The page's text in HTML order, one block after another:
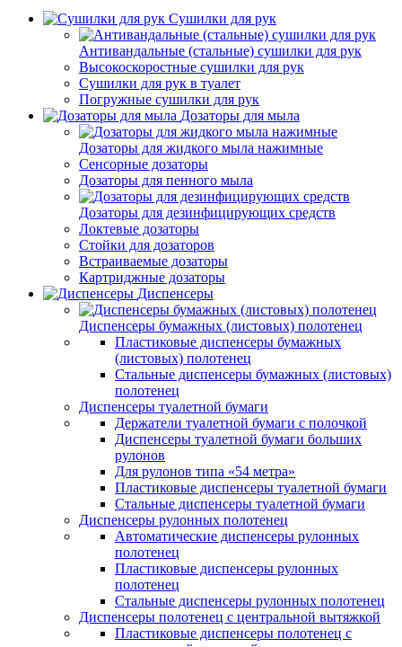
Сушилки для рук
Антивандальные (стальные) сушилки для рук
Высокоскоростные сушилки для рук
Сушилки для рук в туалет
Погружные сушилки для рук
Дозаторы для мыла
Дозаторы для жидкого мыла нажимные
Сенсорные дозаторы
Дозаторы для пенного мыла
Дозаторы для дезинфицирующих средств
Локтевые дозаторы
Стойки для дозаторов
Встраиваемые дозаторы
Картриджные дозаторы
Диспенсеры
Диспенсеры бумажных (листовых) полотенец
Пластиковые диспенсеры бумажных
(листовых) полотенец
Стальные диспенсеры бумажных (листовых)
полотенец
Диспенсеры туалетной бумаги
Держатели туалетной бумаги с полочкой
Диспенсеры туалетной бумаги больших
рулонов
Для рулонов типа «54 метра»
Пластиковые диспенсеры туалетной бумаги
Стальные диспенсеры туалетной бумаги
Диспенсеры рулонных полотенец
Автоматические диспенсеры рулонных
полотенец
Пластиковые диспенсеры рулонных
полотенец
Стальные диспенсеры рулонных полотенец
Диспенсеры полотенец с центральной вытяжкой
Пластиковые диспенсеры полотенец с